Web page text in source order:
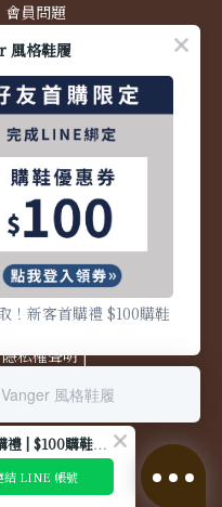
會員問題
配送問題
退換貨問題
商品問題
隱私權聲明|
風格鞋履
風格鞋履
！新客首購禮 $100購鞋
風格鞋履
新客首購禮 | $100購鞋優惠券
結 LINE 帳號